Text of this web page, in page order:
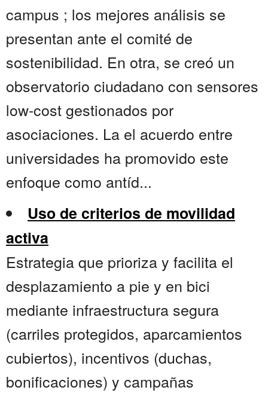
campus ; los mejores análisis se
presentan ante el comité de
sostenibilidad. En otra, se creó un
observatorio ciudadano con sensores
low-cost gestionados por
asociaciones. La el acuerdo entre
universidades ha promovido este
enfoque como antíd...
Uso de criterios de movilidad
activa
Estrategia que prioriza y facilita el
desplazamiento a pie y en bici
mediante infraestructura segura
(carriles protegidos, aparcamientos
cubiertos), incentivos (duchas,
bonificaciones) y campañas